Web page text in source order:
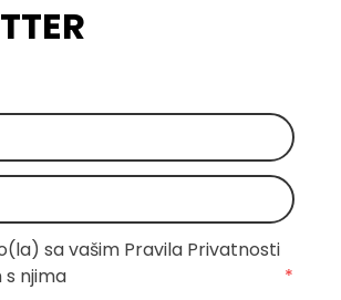
sa vašim Pravila Privatnosti
s njima
*